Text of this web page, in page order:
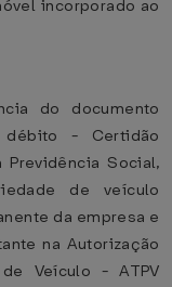
incorporado ao
do documento
débito - Certidão
Social,
de veículo
da empresa e
na Autorização
Veículo - ATPV